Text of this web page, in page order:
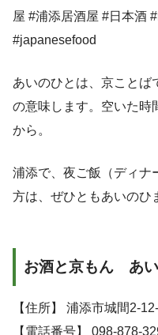
屋 #浦添居酒屋 #日本酒
#japanesefood
あいのひとは、京ことば
の意味します。空いた時
から。
浦添で、夜ご飯（ディナ
方は、ぜひともあいのひ
お酒と京もん あ
【住所】 浦添市城間2-
【電話番号】 098-878-